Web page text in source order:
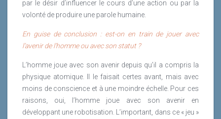
par le désir d’influencer le cours d’une action ou par la
volonté de produire une parole humaine.
En guise de conclusion : est-on en train de jouer avec
l’avenir de l’homme ou avec son statut ?
L’homme joue avec son avenir depuis qu’il a compris la
physique atomique. Il le faisait certes avant, mais avec
moins de conscience et à une moindre échelle. Pour ces
raisons, oui, l’homme joue avec son avenir en
développant une robotisation. L’important, dans ce « jeu »